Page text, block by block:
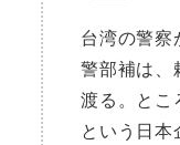
台湾の警
警部補は、
渡る。とこ
という日